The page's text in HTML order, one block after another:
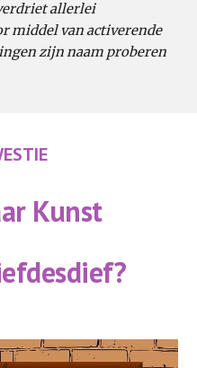
allerlei
middel van activerende
zijn naam proberen
Kunst